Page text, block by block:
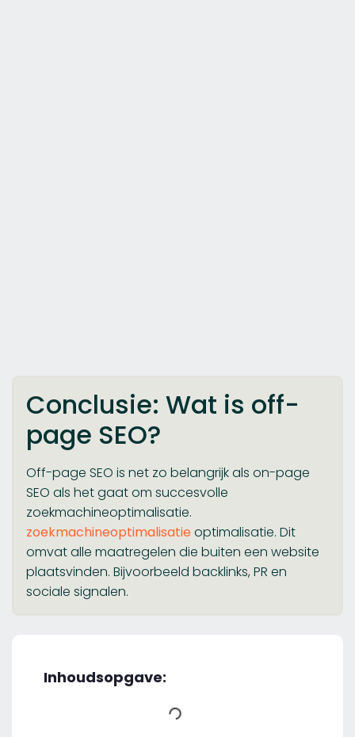
Conclusie: Wat is off-
page SEO?
Off-page SEO is net zo belangrijk als on-page
SEO als het gaat om succesvolle
zoekmachineoptimalisatie.
zoekmachineoptimalisatie optimalisatie. Dit
omvat alle maatregelen die buiten een website
plaatsvinden. Bijvoorbeeld backlinks, PR en
sociale signalen.
Inhoudsopgave: